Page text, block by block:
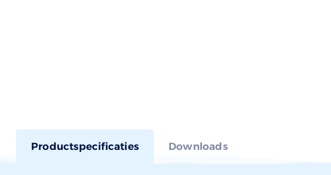
Productspecificaties Downloads